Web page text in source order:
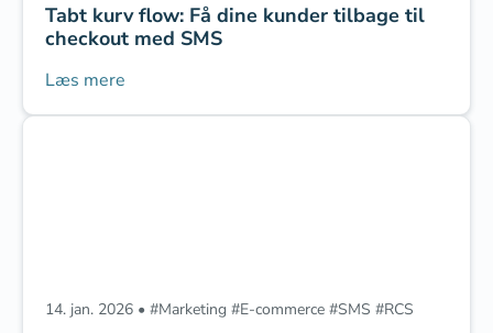
Tabt kurv flow: Få dine kunder tilbage til
checkout med SMS
Læs mere
14. jan. 2026 • #Marketing #E-commerce #SMS #RCS